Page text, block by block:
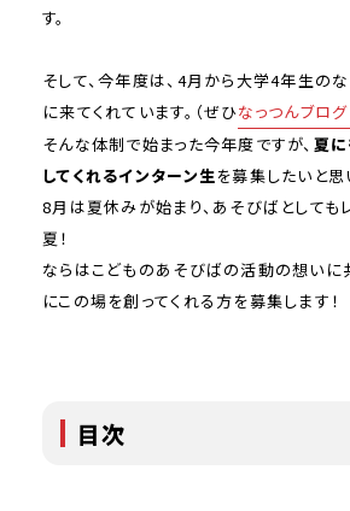
す。
そして、今年度は、4月から大学4年生の
に来てくれています。（ぜひなっつんブログ
そんな体制で始まった今年度ですが、 夏
してくれるインターン生を募集したいと思
8月は夏休みが始まり、あそびばとしても
夏！
ならはこどものあそびばの活動の想いに
にこの場を創ってくれる方を募集します！